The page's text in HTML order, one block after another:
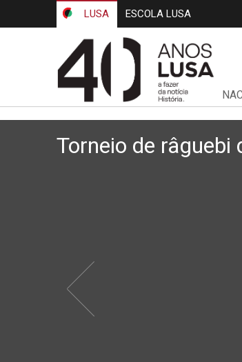
LUSA ESCOLA LUSA
Torneio de